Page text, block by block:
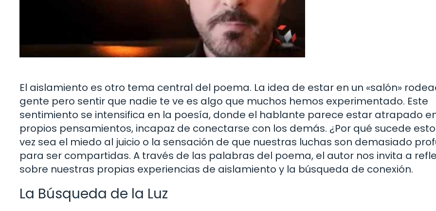
El aislamiento es otro tema central del poema. La idea de estar en un «salón»
gente pero sentir que nadie te ve es algo que muchos hemos experimentado. Este
sentimiento se intensifica en la poesía, donde el hablante parece estar atrapado
propios pensamientos, incapaz de conectarse con los demás. ¿Por qué sucede
vez sea el miedo al juicio o la sensación de que nuestras luchas son demasiado
para ser compartidas. A través de las palabras del poema, el autor nos invita a
sobre nuestras propias experiencias de aislamiento y la búsqueda de conexión.
La Búsqueda de la Luz